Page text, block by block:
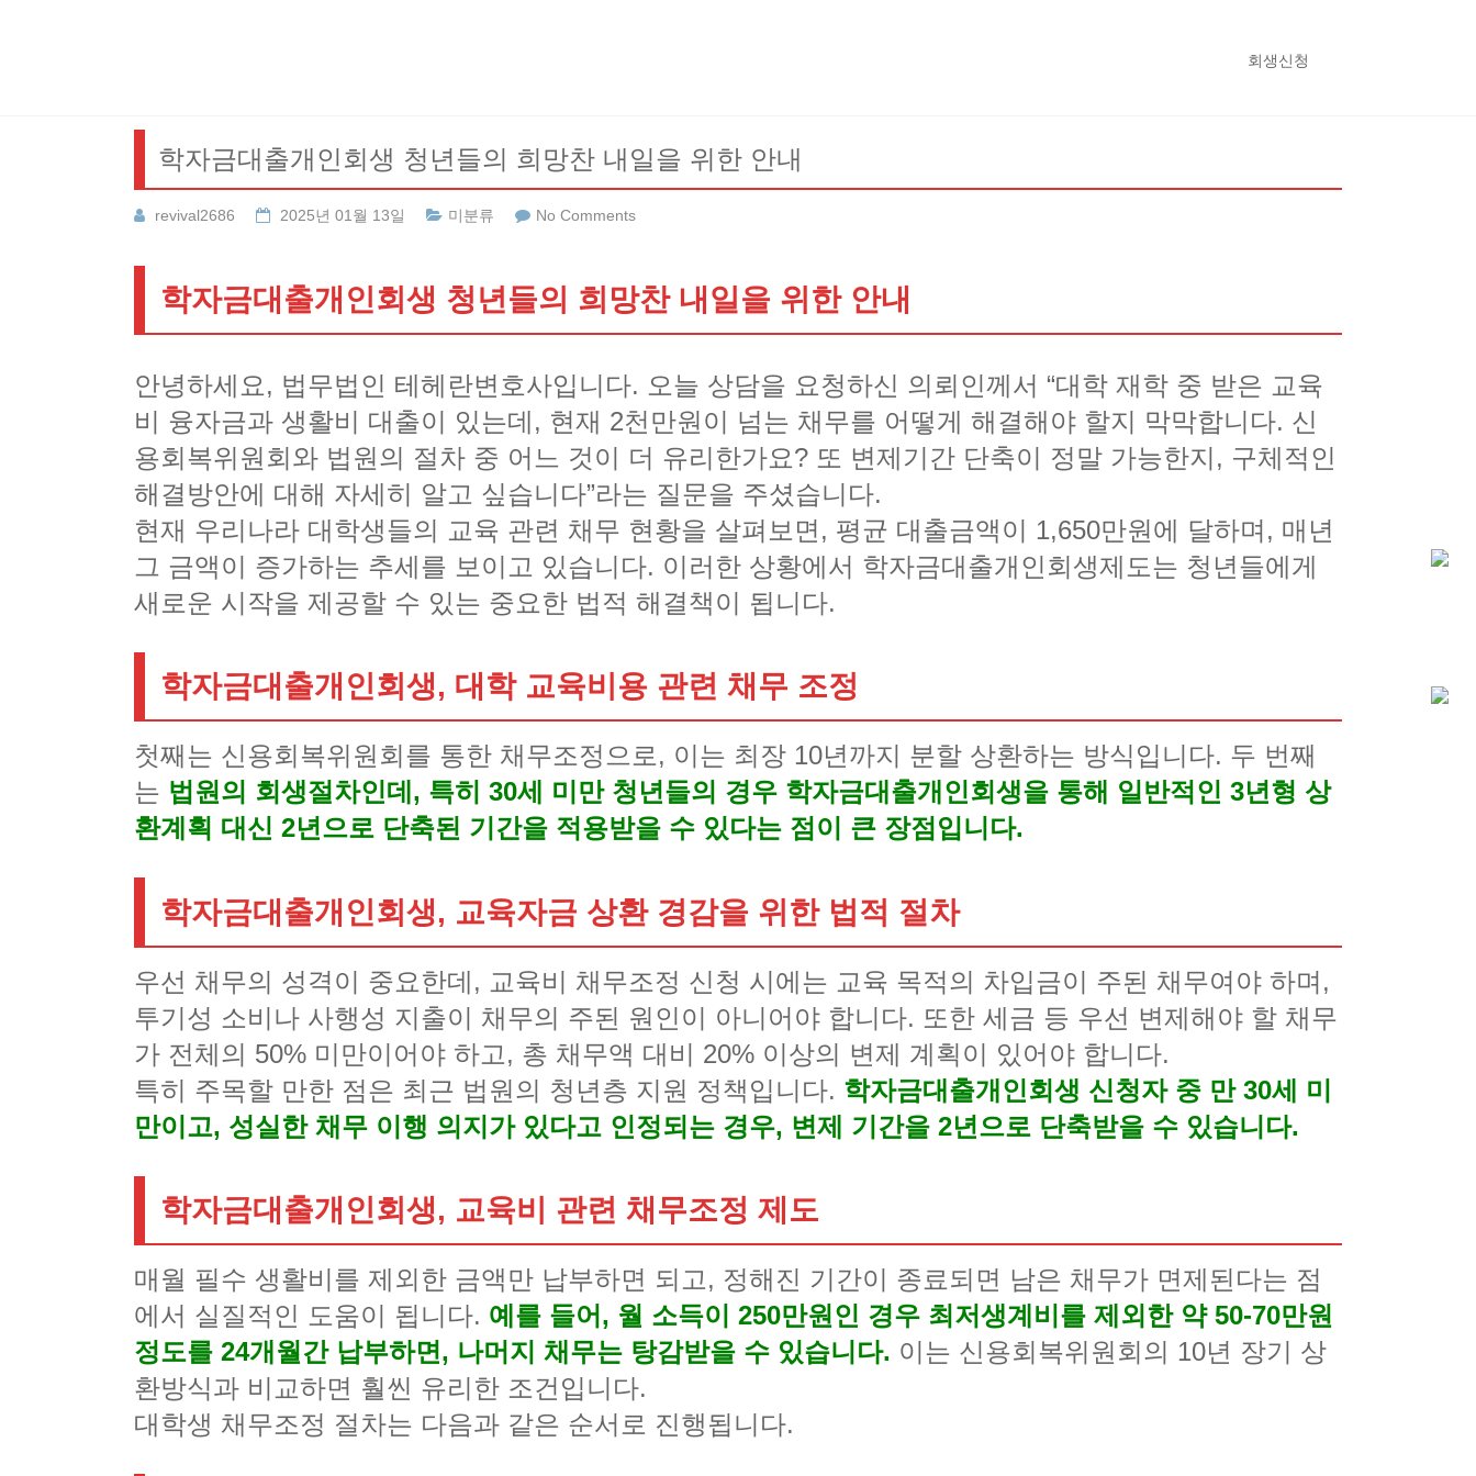
회생신청
학자금대출개인회생 청년들의 희망찬 내일을 위한 안내
revival2686 2025년 01월 13일 미분류 No Comments
학자금대출개인회생 청년들의 희망찬 내일을 위한 안내
안녕하세요, 법무법인 테헤란변호사입니다. 오늘 상담을 요청하신 의뢰인께서 “대학 재학 중 받은 교육
비 융자금과 생활비 대출이 있는데, 현재 2천만원이 넘는 채무를 어떻게 해결해야 할지 막막합니다. 신
용회복위원회와 법원의 절차 중 어느 것이 더 유리한가요? 또 변제기간 단축이 정말 가능한지, 구체적인
해결방안에 대해 자세히 알고 싶습니다”라는 질문을 주셨습니다.
현재 우리나라 대학생들의 교육 관련 채무 현황을 살펴보면, 평균 대출금액이 1,650만원에 달하며, 매년
그 금액이 증가하는 추세를 보이고 있습니다. 이러한 상황에서 학자금대출개인회생제도는 청년들에게
새로운 시작을 제공할 수 있는 중요한 법적 해결책이 됩니다.
학자금대출개인회생, 대학 교육비용 관련 채무 조정
첫째는 신용회복위원회를 통한 채무조정으로, 이는 최장 10년까지 분할 상환하는 방식입니다. 두 번째
는 법원의 회생절차인데, 특히 30세 미만 청년들의 경우 학자금대출개인회생을 통해 일반적인 3년형 상
환계획 대신 2년으로 단축된 기간을 적용받을 수 있다는 점이 큰 장점입니다.
학자금대출개인회생, 교육자금 상환 경감을 위한 법적 절차
우선 채무의 성격이 중요한데, 교육비 채무조정 신청 시에는 교육 목적의 차입금이 주된 채무여야 하며,
투기성 소비나 사행성 지출이 채무의 주된 원인이 아니어야 합니다. 또한 세금 등 우선 변제해야 할 채무
가 전체의 50% 미만이어야 하고, 총 채무액 대비 20% 이상의 변제 계획이 있어야 합니다.
특히 주목할 만한 점은 최근 법원의 청년층 지원 정책입니다. 학자금대출개인회생 신청자 중 만 30세 미
만이고, 성실한 채무 이행 의지가 있다고 인정되는 경우, 변제 기간을 2년으로 단축받을 수 있습니다.
학자금대출개인회생, 교육비 관련 채무조정 제도
매월 필수 생활비를 제외한 금액만 납부하면 되고, 정해진 기간이 종료되면 남은 채무가 면제된다는 점
에서 실질적인 도움이 됩니다. 예를 들어, 월 소득이 250만원인 경우 최저생계비를 제외한 약 50-70만원
정도를 24개월간 납부하면, 나머지 채무는 탕감받을 수 있습니다. 이는 신용회복위원회의 10년 장기 상
환방식과 비교하면 훨씬 유리한 조건입니다.
대학생 채무조정 절차는 다음과 같은 순서로 진행됩니다.